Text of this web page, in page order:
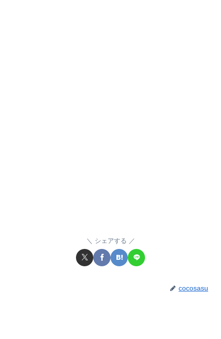
シェアする
cocosasu